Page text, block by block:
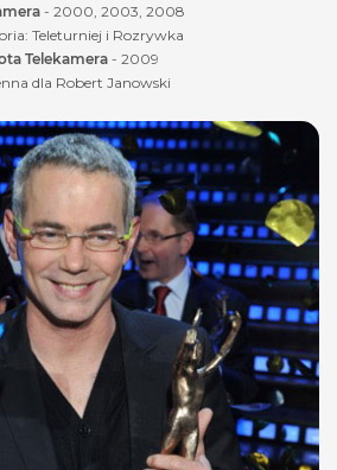
- 2000, 2003, 2008
Teleturniej i Rozrywka
Telekamera - 2009
dla Robert Janowski